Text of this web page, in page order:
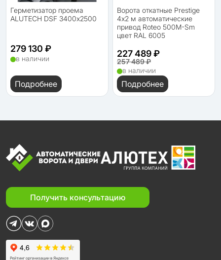
Герметизатор проема
ALUTECH DSF 3400х2500
279 130 ₽
в наличии
Подробнее
Ворота откатные Prestige
4х2 м автоматические
привод Roteo 500M-Sm
цвет RAL 6005
227 489 ₽
257 489 ₽
в наличии
Подробнее
Получить консультацию